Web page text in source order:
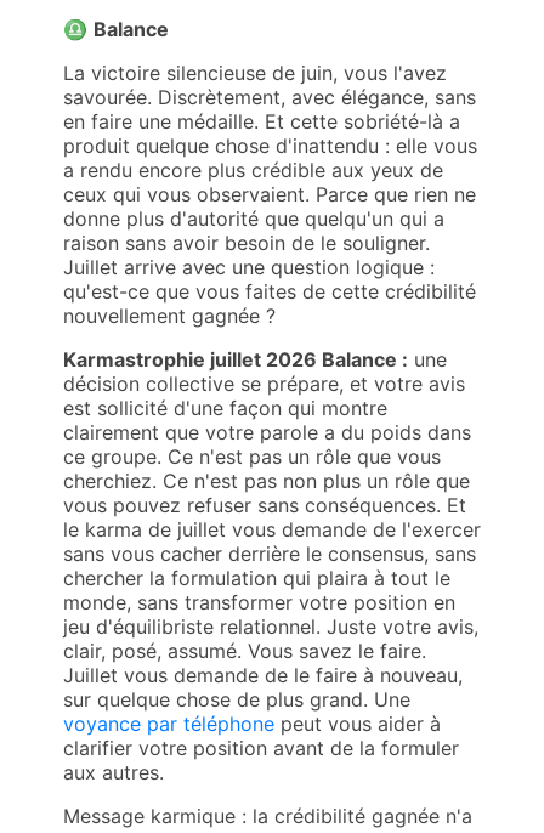
♎ Balance
La victoire silencieuse de juin, vous l'avez
savourée. Discrètement, avec élégance, sans
en faire une médaille. Et cette sobriété-là a
produit quelque chose d'inattendu : elle vous
a rendu encore plus crédible aux yeux de
ceux qui vous observaient. Parce que rien ne
donne plus d'autorité que quelqu'un qui a
raison sans avoir besoin de le souligner.
Juillet arrive avec une question logique :
qu'est-ce que vous faites de cette crédibilité
nouvellement gagnée ?
Karmastrophie juillet 2026 Balance : une
décision collective se prépare, et votre avis
est sollicité d'une façon qui montre
clairement que votre parole a du poids dans
ce groupe. Ce n'est pas un rôle que vous
cherchiez. Ce n'est pas non plus un rôle que
vous pouvez refuser sans conséquences. Et
le karma de juillet vous demande de l'exercer
sans vous cacher derrière le consensus, sans
chercher la formulation qui plaira à tout le
monde, sans transformer votre position en
jeu d'équilibriste relationnel. Juste votre avis,
clair, posé, assumé. Vous savez le faire.
Juillet vous demande de le faire à nouveau,
sur quelque chose de plus grand. Une
voyance par téléphone peut vous aider à
clarifier votre position avant de la formuler
aux autres.
Message karmique : la crédibilité gagnée n'a